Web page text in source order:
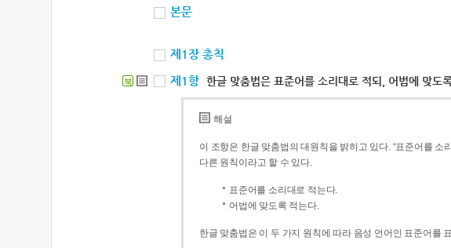
본문
제1장 총칙
북 제1항 한글 맞춤법은 표준어를 소리대로 적되, 어법에 맞도
해설
이 조항은 한글 맞춤법의 대원칙을 밝히고 있다. “표준어를 소
다른 원칙이라고 할 수 있다.
표준어를 소리대로 적는다.
어법에 맞도록 적는다.
한글 맞춤법은 이 두 가지 원칙에 따라 음성 언어인 표준어를